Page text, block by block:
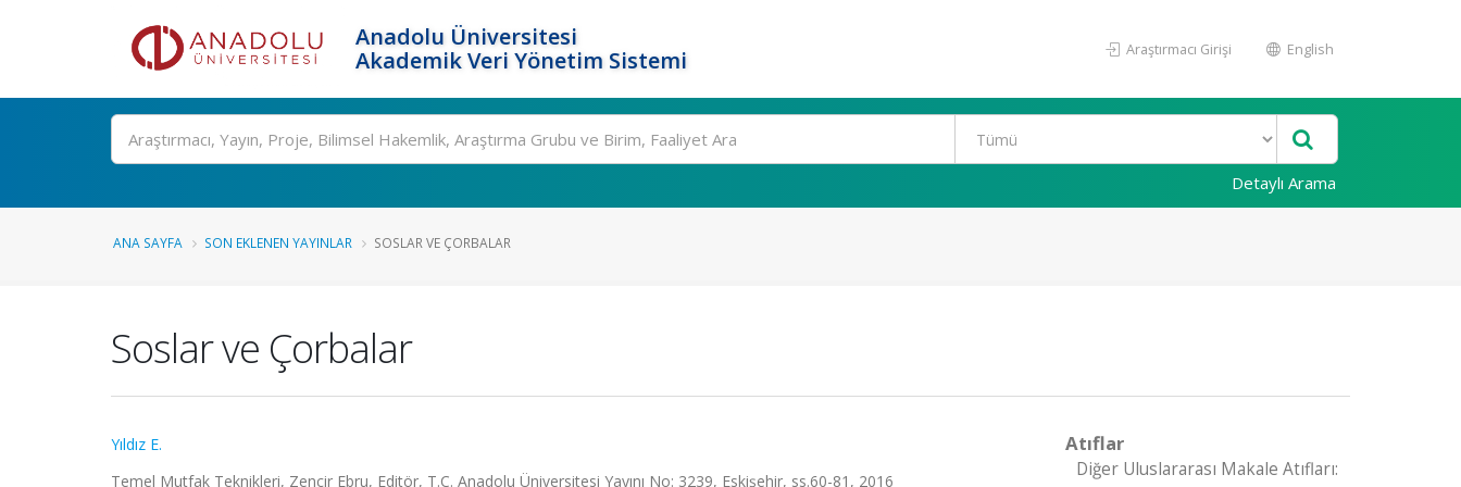
Anadolu Üniversitesi
Akademik Veri Yönetim Sistemi
Araştırmacı Girişi English
Ara
Detaylı Arama
ANA SAYFA SON EKLENEN YAYINLAR SOSLAR VE ÇORBALAR
Soslar ve Çorbalar
Yıldız E.
Temel Mutfak Teknikleri, Zencir Ebru, Editör, T.C. Anadolu Üniversitesi Yayını No: 3239, Eskişehir, ss.60-81, 2016
Atıflar
Diğer Uluslararası Makale Atıfları: